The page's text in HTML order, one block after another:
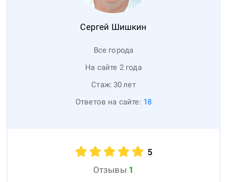
Сергей Шишкин
Все города
На сайте 2 года
Стаж: 30лет
Ответов на сайте: 18
5
Отзывы 1